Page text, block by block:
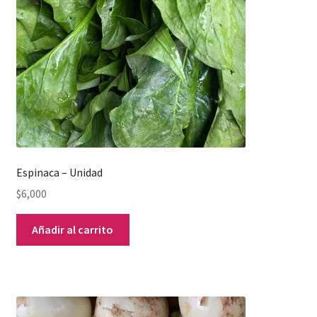
Espinaca – Unidad
$6,000
Añadir al carrito